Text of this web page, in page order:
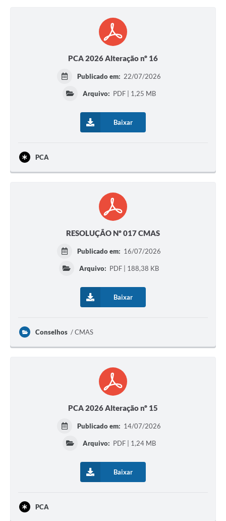
PCA 2026 Alteração nº 16
Publicado em: 22/07/2026
Arquivo: PDF | 1,25 MB
Baixar
PCA
RESOLUÇÃO Nº 017 CMAS
Publicado em: 16/07/2026
Arquivo: PDF | 188,38 KB
Baixar
Conselhos CMAS
PCA 2026 Alteração nº 15
Publicado em: 14/07/2026
Arquivo: PDF | 1,24 MB
Baixar
PCA